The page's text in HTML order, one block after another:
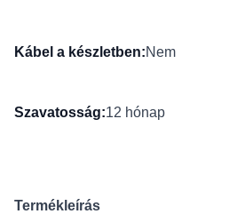
Kábel a készletben:Nem
Szavatosság:12 hónap
Termékleírás